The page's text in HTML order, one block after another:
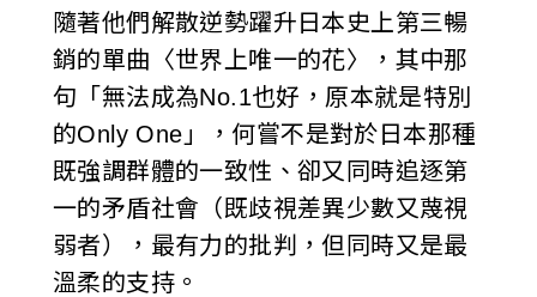
隨著他們解散逆勢躍升日本史上第三暢
銷的單曲〈世界上唯一的花〉，其中那
句「無法成為No.1也好，原本就是特別
的Only One」，何嘗不是對於日本那種
既強調群體的一致性、卻又同時追逐第
一的矛盾社會（既歧視差異少數又蔑視
弱者），最有力的批判，但同時又是最
溫柔的支持。